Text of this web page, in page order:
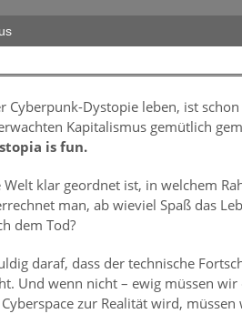
Cyberpunk-Dystopie leben, ist
Kapitalismus gemütlich
is fun.
Welt klar geordnet ist, in welchem
man, ab wieviel Spaß das
dem Tod?
daraf, dass der technische
Und wenn nicht – ewig müssen
zur Realität wird,